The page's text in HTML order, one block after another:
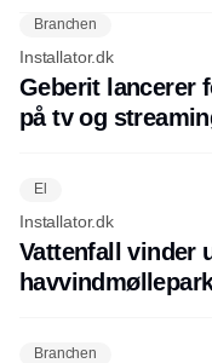
Branchen
Installator.dk
Geberit lancerer
på tv og
El
Installator.dk
Vattenfall vinder
Branchen